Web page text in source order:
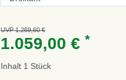
UVP 1.269,60 €
1.059,00 € *
Inhalt 1 Stück